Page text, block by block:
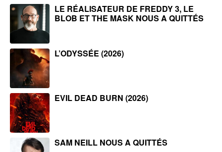
LE RÉALISATEUR DE FREDDY 3, LE
BLOB ET THE MASK NOUS A QUITTÉS
L’ODYSSÉE (2026)
EVIL DEAD BURN (2026)
SAM NEILL NOUS A QUITTÉS